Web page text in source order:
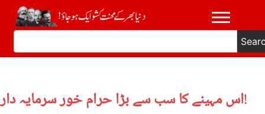
اس مہینے کا سب سے بڑا حرام خور سرمایہ دار!